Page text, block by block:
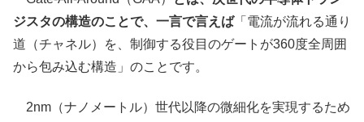
ジスタの構造のことで、一言で言えば「電流が流れる通り
道（チャネル）を、制御する役目のゲートが360度全周囲
から包み込む構造」のことです。
2nm（ナノメートル）世代以降の微細化を実現するため